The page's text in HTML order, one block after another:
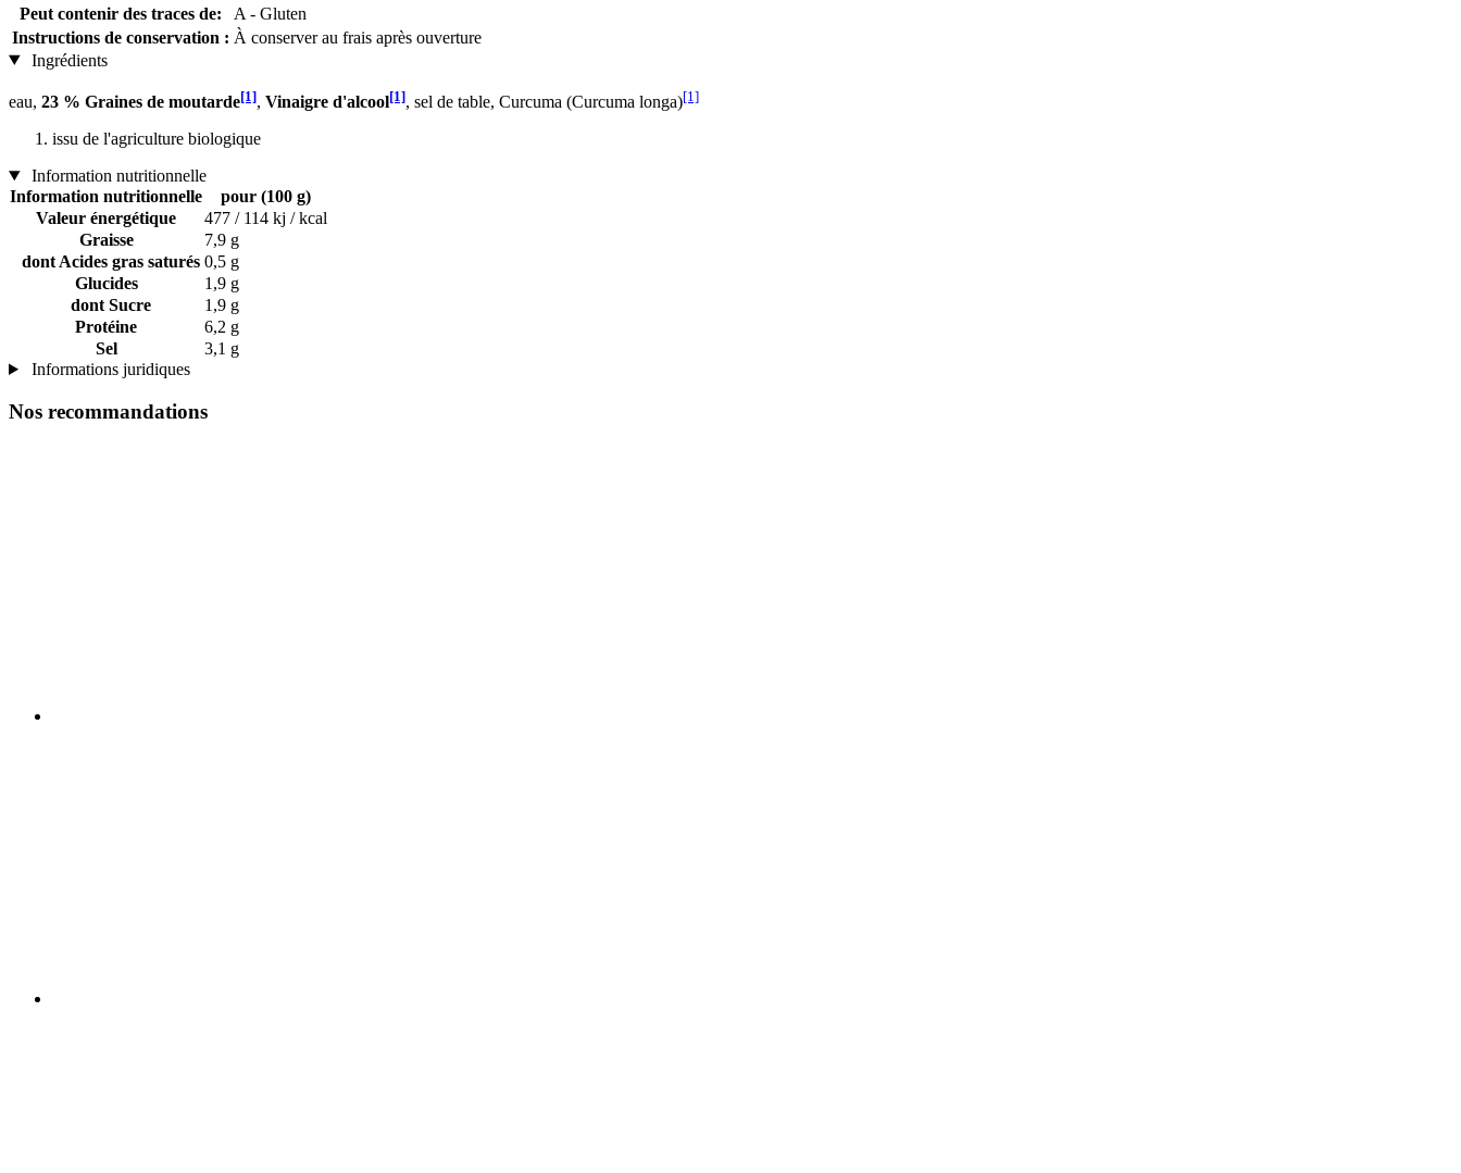
Peut contenir des traces de:
A - Gluten
Instructions de conservation : À conserver au frais après ouverture
Ingrédients
eau, 23 % Graines de moutarde[1], Vinaigre d'alcool[1], sel de table, Curcuma (Curcuma longa)[1]
issu de l'agriculture biologique
Information nutritionnelle
Information nutritionnelle
pour (100 g)
Valeur énergétique
477 / 114 kj / kcal
Graisse
7,9 g
dont Acides gras saturés 0,5 g
Glucides
1,9 g
dont Sucre
1,9 g
Protéine
6,2 g
Sel
3,1 g
Informations juridiques
Nos recommandations